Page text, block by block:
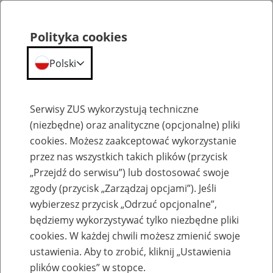
Emerytury
Baza zlikwidowanych lub
przekształconych zakładów pracy
Polityka cookies
Polski
Serwisy ZUS wykorzystują techniczne
(niezbędne) oraz analityczne (opcjonalne) pliki
cookies. Możesz zaakceptować wykorzystanie
przez nas wszystkich takich plików (przycisk
„Przejdź do serwisu”) lub dostosować swoje
zgody (przycisk „Zarządzaj opcjami”). Jeśli
wybierzesz przycisk „Odrzuć opcjonalne”,
będziemy wykorzystywać tylko niezbędne pliki
cookies. W każdej chwili możesz zmienić swoje
ustawienia. Aby to zrobić, kliknij „Ustawienia
plików cookies” w stopce.